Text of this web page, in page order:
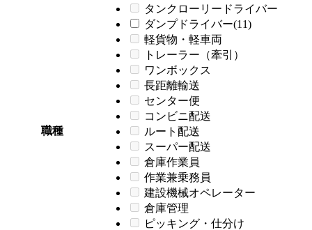
職種
タンクローリードライバー
ダンプドライバー(11)
軽貨物・軽車両
トレーラー（牽引）
ワンボックス
長距離輸送
センター便
コンビニ配送
ルート配送
スーパー配送
倉庫作業員
作業兼乗務員
建設機械オペレーター
倉庫管理
ピッキング・仕分け